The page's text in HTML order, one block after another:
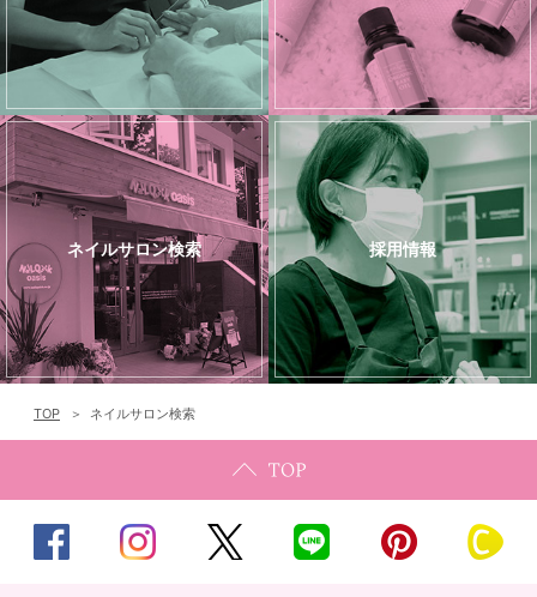
ネイルサロン検索 採用情報
TOP ネイルサロン検索